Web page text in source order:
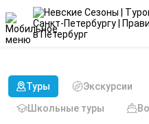
Туры Экскурсии
Школьные туры